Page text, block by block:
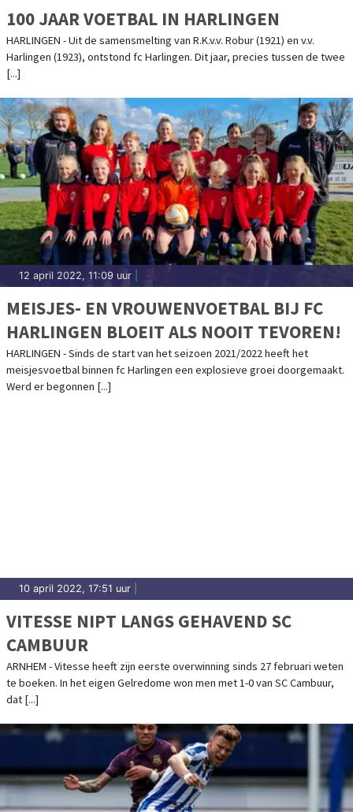
100 JAAR VOETBAL IN HARLINGEN
HARLINGEN - Uit de samensmelting van R.K.v.v. Robur (1921) en v.v.
Harlingen (1923), ontstond fc Harlingen. Dit jaar, precies tussen de twee
[...]
12 april 2022, 11:09 uur
MEISJES- EN VROUWENVOETBAL BIJ FC
HARLINGEN BLOEIT ALS NOOIT TEVOREN!
HARLINGEN - Sinds de start van het seizoen 2021/2022 heeft het
meisjesvoetbal binnen fc Harlingen een explosieve groei doorgemaakt.
Werd er begonnen [...]
10 april 2022, 17:51 uur
VITESSE NIPT LANGS GEHAVEND SC
CAMBUUR
ARNHEM - Vitesse heeft zijn eerste overwinning sinds 27 februari weten
te boeken. In het eigen Gelredome won men met 1-0 van SC Cambuur,
dat [...]